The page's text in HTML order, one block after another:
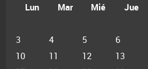
Lun
Mar Mié Jue
3
4 5 6
10
11 12 13